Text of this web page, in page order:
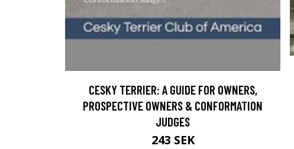
CESKY TERRIER: A GUIDE FOR OWNERS,
PROSPECTIVE OWNERS & CONFORMATION
JUDGES
243 SEK